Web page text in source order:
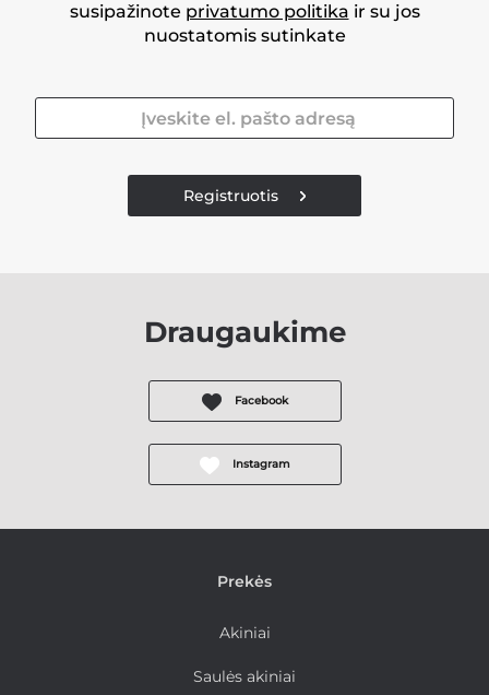
susipažinote privatumo politika ir su jos
nuostatomis sutinkate
Registruotis
Draugaukime
Facebook
Instagram
Prekės
Akiniai
Saulės akiniai